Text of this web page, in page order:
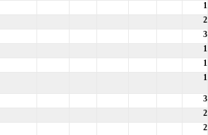
1
2
3
1
1
1
3
2
2